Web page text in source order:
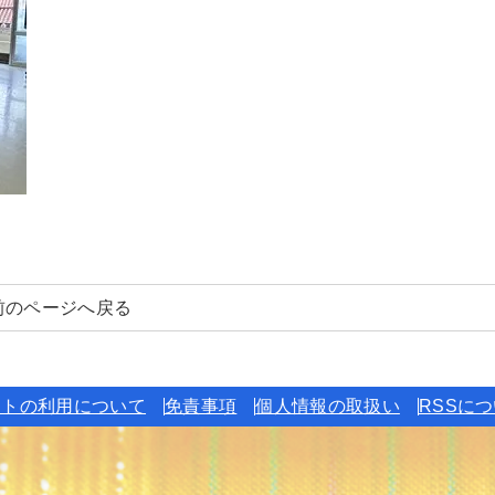
のページへ戻る
の利用について 免責事項 個人情報の取扱い RSSに